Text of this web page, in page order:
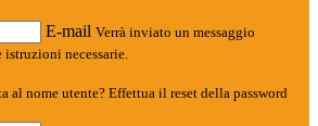
E-mail Verrà inviato un messaggio
necessarie.
al nome utente? Effettua il reset della password